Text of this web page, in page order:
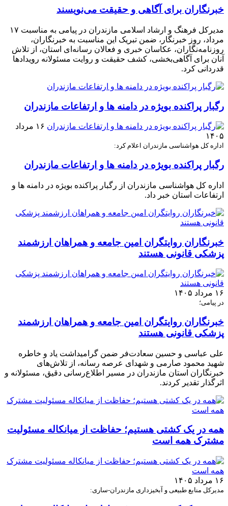
خبرنگاران برای آگاهی و حقیقت می‌نویسند
مدیرکل فرهنگ و ارشاد اسلامی مازندران در پیامی به مناسبت ۱۷
مرداد، روز خبرنگار، ضمن تبریک این مناسبت به خبرنگاران،
روزنامه‌نگاران، عکاسان خبری و فعالان رسانه‌ای استان، از تلاش
آنان برای آگاهی‌بخشی، کشف حقیقت و روایت مسئولانه رویدادها
قدردانی کرد.
رگبار پراکنده بویژه در دامنه ها و ارتفاعات مازندران
۱۶ مرداد
۱۴۰۵
اداره کل هواشناسی مازندران اعلام کرد:
رگبار پراکنده بویژه در دامنه ها و ارتفاعات مازندران
اداره کل هواشناسی مازندران از رگبار پراکنده بویژه در دامنه ها و
ارتفاعات استان خبر داد.
خبرنگاران روایتگران امین جامعه و همراهان ارزشمند
پزشکی قانونی هستند
۱۶ مرداد ۱۴۰۵
در پیامی؛
خبرنگاران روایتگران امین جامعه و همراهان ارزشمند
پزشکی قانونی هستند
علی عباسی و حسین سعادت‌فر ضمن گرامیداشت یاد و خاطره
شهید محمود صارمی و شهدای عرصه رسانه، از تلاش‌های
خبرنگاران استان مازندران در مسیر اطلاع‌رسانی دقیق، مسئولانه و
اثرگذار تقدیر کردند.
همه در یک کشتی هستیم؛ حفاظت از میانکاله مسئولیت
مشترک همه است
۱۶ مرداد ۱۴۰۵
مدیرکل منابع طبیعی و آبخیزداری مازندران-ساری: